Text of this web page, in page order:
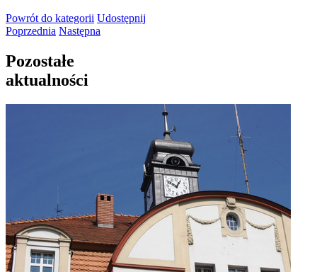
Powrót do kategorii Udostępnij
Poprzednia Następna
Pozostałe
aktualności